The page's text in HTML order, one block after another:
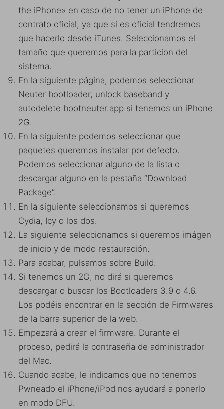
the iPhone» en caso de no tener un iPhone de
contrato oficial, ya que si es oficial tendremos
que hacerlo desde iTunes. Seleccionamos el
tamaño que queremos para la particion del
sistema.
En la siguiente página, podemos seleccionar
Neuter bootloader, unlock baseband y
autodelete bootneuter.app si tenemos un iPhone
2G.
En la siguiente podemos seleccionar que
paquetes queremos instalar por defecto.
Podemos seleccionar alguno de la lista o
descargar alguno en la pestaña “Download
Package”.
En la siguiente seleccionamos si queremos
Cydia, Icy o los dos.
La siguiente seleccionamos si queremos imágen
de inicio y de modo restauración.
Para acabar, pulsamos sobre Build.
Si tenemos un 2G, no dirá si queremos
descargar o buscar los Bootloaders 3.9 o 4.6.
Los podéis encontrar en la sección de Firmwares
de la barra superior de la web.
Empezará a crear el firmware. Durante el
proceso, pedirá la contraseña de administrador
del Mac.
Cuando acabe, le indicamos que no tenemos
Pwneado el iPhone/iPod nos ayudará a ponerlo
en modo DFU.